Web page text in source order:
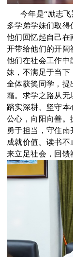
今年是“励志
多学弟学妹们取得
他们回忆起自己在
开带给他们的开阔
他们在社会工作中
妹，不满足于当下
全体获奖同学，提
霜。求学之路从无
踏实深耕、坚守
公心，向阳向善。
勇于担当，守住南
成就价值。读书
来立足社会，回馈